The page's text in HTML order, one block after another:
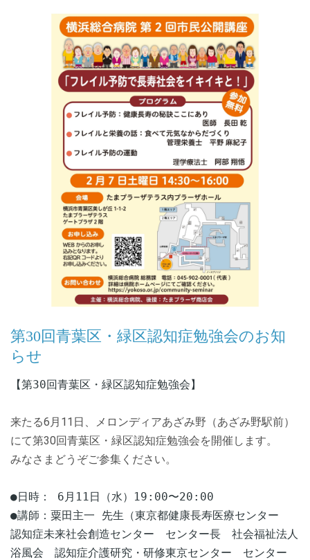
第30回青葉区・緑区認知症勉強会のお知
らせ
【第30回青葉区・緑区認知症勉強会】
来たる6月11日、メロンディアあざみ野（あざみ野駅前）
にて第30回青葉区・緑区認知症勉強会を開催します。
みなさまどうぞご参集ください。
●日時： 6月11日（水）19:00〜20:00
●講師：粟田主一 先生 （東京都健康⻑寿医療センター
認知症未来社会創造センター センター長 社会福祉法⼈
浴⾵会 認知症介護研究・研修東京センター センター